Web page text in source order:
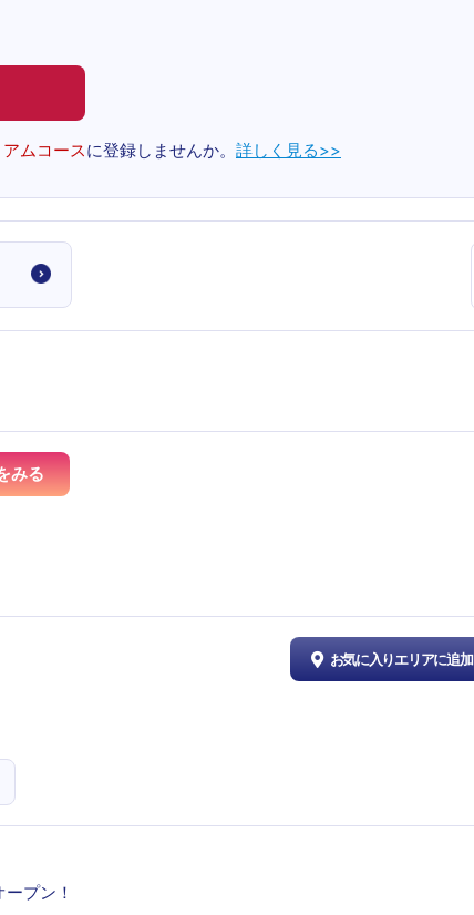
ムコースに登録しませんか。 詳しく見る>>
みる
お気に入りエリアに追加
プン！